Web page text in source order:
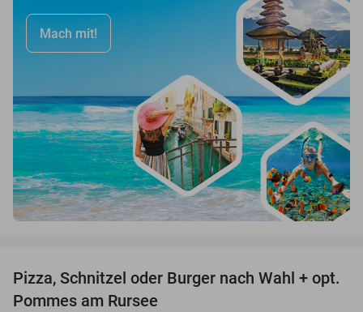
Mach mit!
24%
Pizza, Schnitzel oder Burger nach Wahl + opt.
Pommes am Rursee